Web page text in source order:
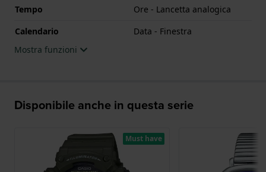
Tempo
Ore - Lancetta analogica
Calendario
Data - Finestra
Mostra funzioni
Disponibile anche in questa serie
Must have